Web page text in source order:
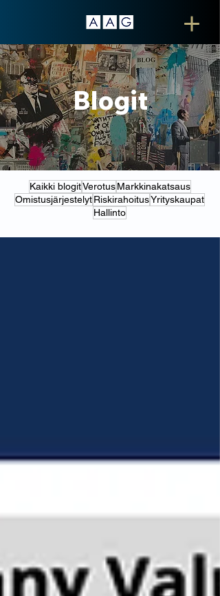
Blogit
Kaikki blogitVerotus Markkinakatsaus
OmistusjärjestelytRiskirahoitusYrityskaupat
Hallinto